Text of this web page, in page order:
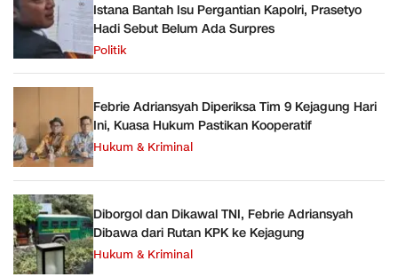
Istana Bantah Isu Pergantian Kapolri, Prasetyo
Hadi Sebut Belum Ada Surpres
Politik
Febrie Adriansyah Diperiksa Tim 9 Kejagung Hari
Ini, Kuasa Hukum Pastikan Kooperatif
Hukum & Kriminal
Diborgol dan Dikawal TNI, Febrie Adriansyah
Dibawa dari Rutan KPK ke Kejagung
Hukum & Kriminal